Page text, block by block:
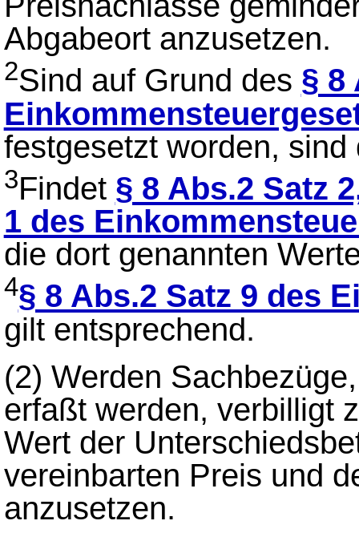
Abgabeort anzusetzen.
2Sind auf Grund des § 8
festgesetzt worden,
3Findet § 8 Abs.2 Satz
1 des
die dort genannten
4§ 8 Abs.2 Satz 9 des
gilt entsprechend.
(2) Werden
erfaßt werden, verbilligt
Wert der
vereinbarten Preis und
anzusetzen.